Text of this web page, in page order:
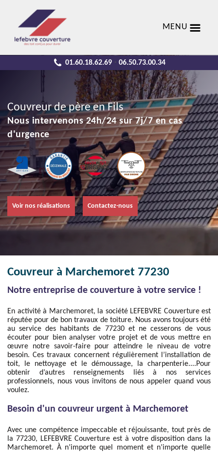
MENU
01.60.18.62.69 - 06.50.73.00.34
Couvreur de père en Fils
Nous intervenons 24h/24 sur 7j/7 en cas
d'urgence
Voir nos réalisations Contactez-nous
Couvreur à Marchemoret 77230
Notre entreprise de couverture à votre service !
En activité à Marchemoret, la société LEFEBVRE Couverture est
réputée pour de bon travaux de toiture. Nous avons toujours été
au service des habitants de 77230 et ne cesserons de vous
écouter pour bien analyser votre projet et de vous mettre en
œuvre notre savoir-faire pour atteindre le niveau de votre
besoin. Ces travaux concernent régulièrement l’installation de
toit, le nettoyage et le démoussage, la charpenterie....Pour
obtenir d’autres renseignements liés à nos services
professionnels, nous vous invitons de nous appeler quand vous
voulez.
Besoin d'un couvreur urgent à Marchemoret
Avec une compétence impeccable et réjouissante, tout près de
la 77230, LEFEBVRE Couverture est à votre disposition dans la
Marchemoret. À n’importe quel moment et n’importe quelle